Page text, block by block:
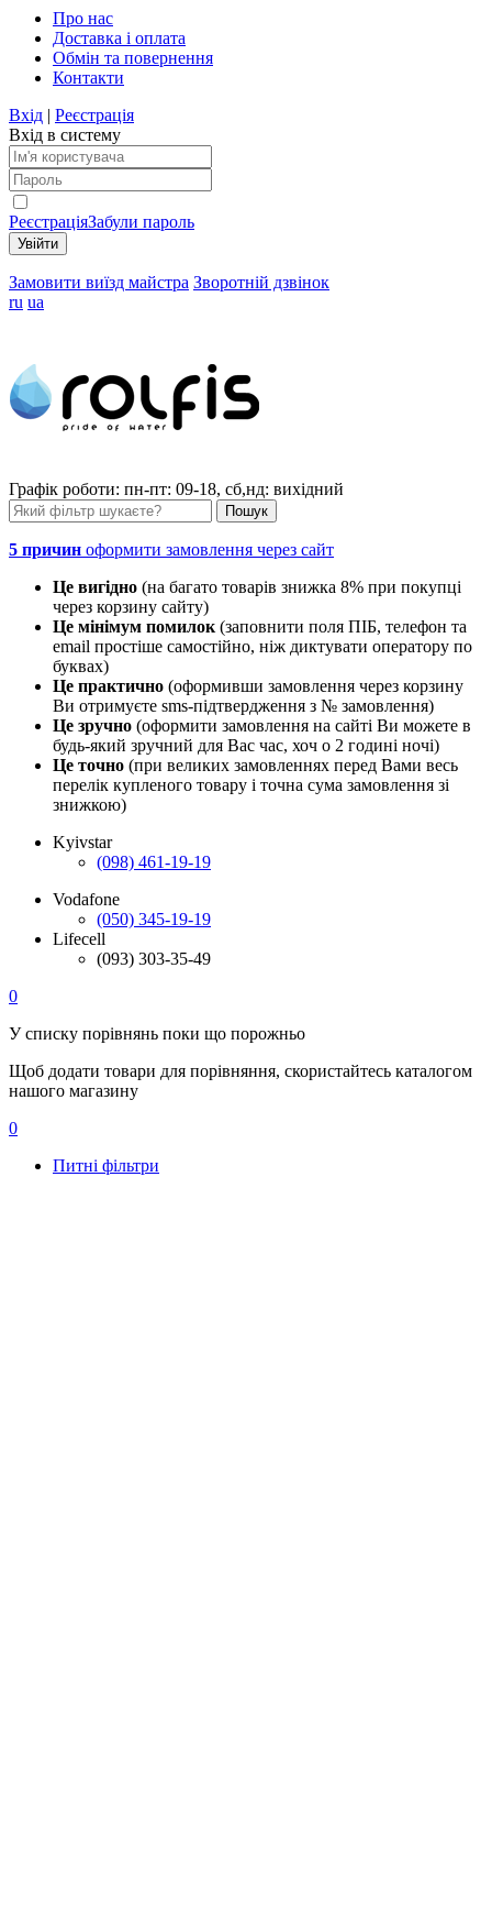
Про нас
Доставка і оплата
Обмін та повернення
Контакти
Вхід | Реєстрація
Вхід в систему
РеєстраціяЗабули пароль
Замовити виїзд майстра Зворотній дзвінок
ru ua
Графік роботи: пн-пт: 09-18, сб,нд: вихідний
5 причин оформити замовлення через сайт
Це вигідно (на багато товарів знижка 8% при покупці
через корзину сайту)
Це мінімум помилок (заповнити поля ПІБ, телефон та
email простіше самостійно, ніж диктувати оператору по
буквах)
Це практично (оформивши замовлення через корзину
Ви отримуєте sms-підтвердження з № замовлення)
Це зручно (оформити замовлення на сайті Ви можете в
будь-який зручний для Вас час, хоч о 2 годині ночі)
Це точно (при великих замовленнях перед Вами весь
перелік купленого товару і точна сума замовлення зі
знижкою)
Kyivstar
(098) 461-19-19
Vodafone
(050) 345-19-19
Lifecell
(093) 303-35-49
0
У списку порівнянь поки що порожньо
Щоб додати товари для порівняння, скористайтесь каталогом
нашого магазину
0
Питні фільтри